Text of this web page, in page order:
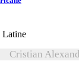
Cristian